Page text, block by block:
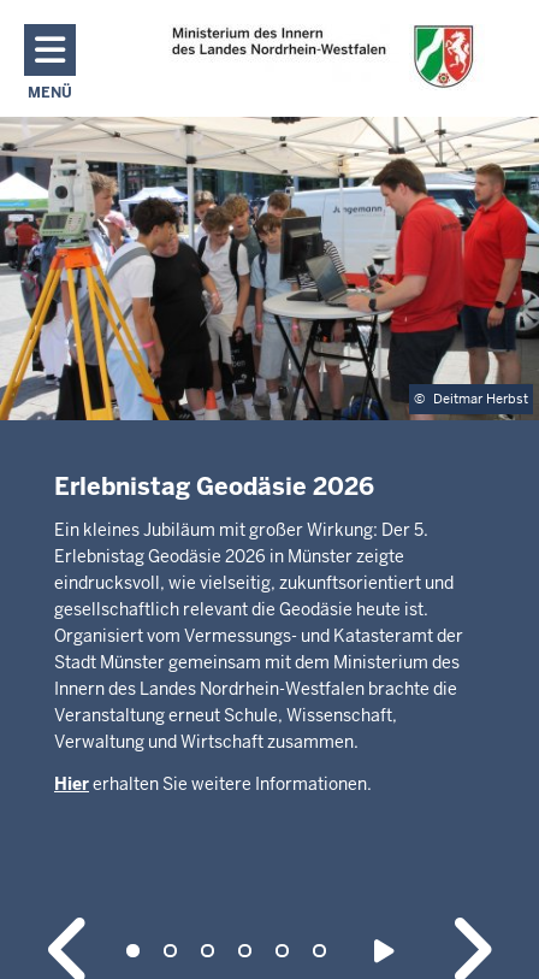
Direkt zum Inhalt
MENÜ
NAVIGATION AKTIVIEREN/DEAKTIVIEREN: MAIN MENU
© Deitmar Herbst
Erlebnistag Geodäsie 2026
Ein kleines Jubiläum mit großer Wirkung: Der 5.
Erlebnistag Geodäsie 2026 in Münster zeigte
eindrucksvoll, wie vielseitig, zukunftsorientiert und
gesellschaftlich relevant die Geodäsie heute ist.
Organisiert vom Vermessungs- und Katasteramt der
Stadt Münster gemeinsam mit dem Ministerium des
Innern des Landes Nordrhein-Westfalen brachte die
Veranstaltung erneut Schule, Wissenschaft,
Verwaltung und Wirtschaft zusammen.
Hiererhalten Sie weitere Informationen.